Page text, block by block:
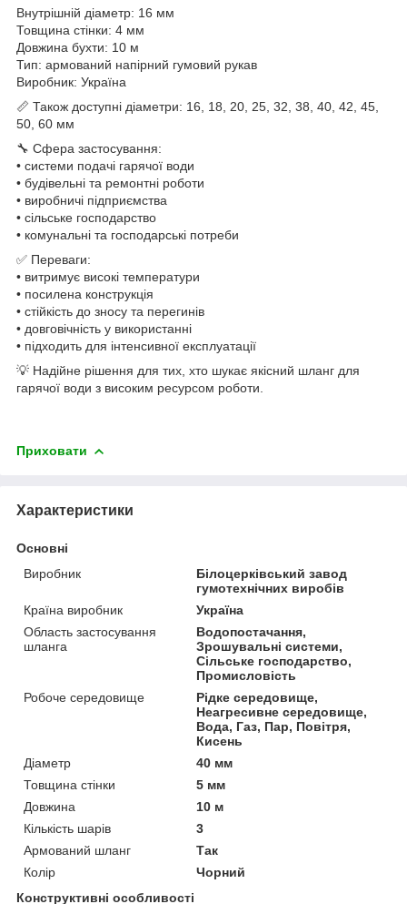
Внутрішній діаметр: 16 мм
Товщина стінки: 4 мм
Довжина бухти: 10 м
Тип: армований напірний гумовий рукав
Виробник: Україна
📏 Також доступні діаметри: 16, 18, 20, 25, 32, 38, 40, 42, 45,
50, 60 мм
🔧 Сфера застосування:
• системи подачі гарячої води
• будівельні та ремонтні роботи
• виробничі підприємства
• сільське господарство
• комунальні та господарські потреби
✅ Переваги:
• витримує високі температури
• посилена конструкція
• стійкість до зносу та перегинів
• довговічність у використанні
• підходить для інтенсивної експлуатації
💡 Надійне рішення для тих, хто шукає якісний шланг для
гарячої води з високим ресурсом роботи.
Приховати
Характеристики
Основні
Виробник
Білоцерківський завод
гумотехнічних виробів
Країна виробник
Україна
Область застосування
шланга
Водопостачання,
Зрошувальні системи,
Сільське господарство,
Промисловість
Робоче середовище
Рідке середовище,
Неагресивне середовище,
Вода, Газ, Пар, Повітря,
Кисень
Діаметр
40 мм
Товщина стінки
5 мм
Довжина
10 м
Кількість шарів
3
Армований шланг
Так
Колір
Чорний
Конструктивні особливості